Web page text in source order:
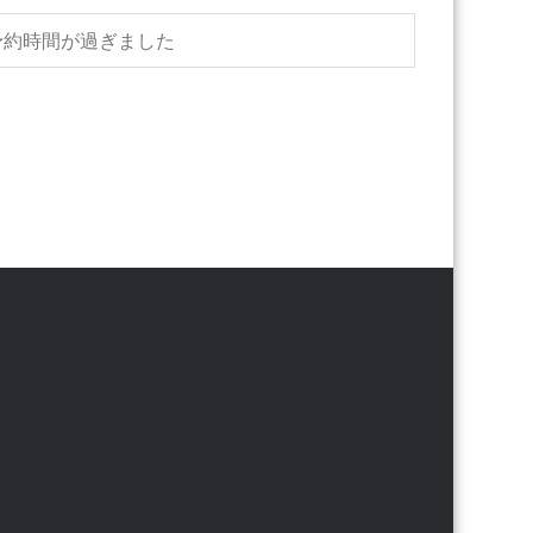
時間が過ぎました